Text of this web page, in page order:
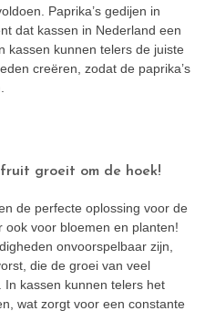
Paprika’s gedijen in
dat kassen in Nederland een
kassen kunnen telers de juiste
creëren, zodat de paprika’s
groeit om de hoek!
de perfecte oplossing voor de
voor bloemen en planten!
onvoorspelbaar zijn,
die de groei van veel
kassen kunnen telers het
wat zorgt voor een constante